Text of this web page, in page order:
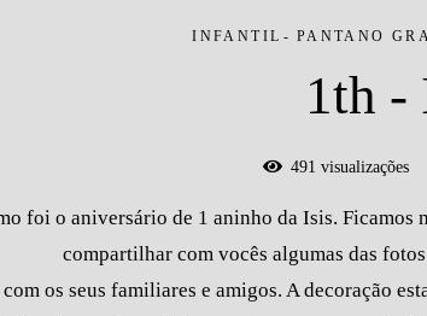
INFANTIL PANTANO
1th -
491 visualizações
foi o aniversário de 1 aninho da Isis.
compartilhar com vocês algumas das
os seus familiares e amigos. A decoração